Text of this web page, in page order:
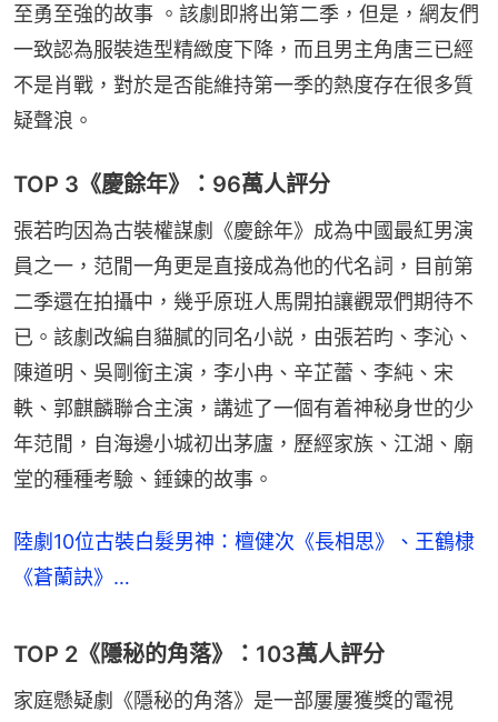
至勇至強的故事 。該劇即將出第二季，但是，網友們
一致認為服裝造型精緻度下降，而且男主角唐三已經
不是肖戰，對於是否能維持第一季的熱度存在很多質
疑聲浪。
TOP 3《慶餘年》：96萬人評分
張若昀因為古裝權謀劇《慶餘年》成為中國最紅男演
員之一，范閒一角更是直接成為他的代名詞，目前第
二季還在拍攝中，幾乎原班人馬開拍讓觀眾們期待不
已。該劇改編自貓膩的同名小説，由張若昀、李沁、
陳道明、吳剛銜主演，李小冉、辛芷蕾、李純、宋
軼、郭麒麟聯合主演，講述了一個有着神秘身世的少
年范閒，自海邊小城初出茅廬，歷經家族、江湖、廟
堂的種種考驗、錘鍊的故事。
陸劇10位古裝白髮男神：檀健次《長相思》、王鶴棣
《蒼蘭訣》…
TOP 2《隱秘的角落》：103萬人評分
家庭懸疑劇《隱秘的角落》是一部屢屢獲獎的電視